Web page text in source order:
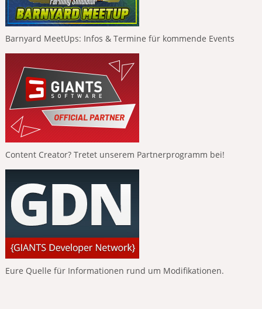
Barnyard MeetUps: Infos & Termine für kommende Events
Content Creator? Tretet unserem Partnerprogramm bei!
Eure Quelle für Informationen rund um Modifikationen.